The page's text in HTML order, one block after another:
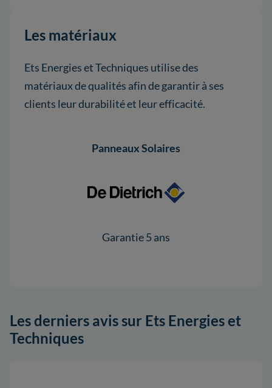
Les matériaux
Ets Energies et Techniques utilise des
matériaux de qualités afin de garantir à ses
clients leur durabilité et leur efficacité.
Panneaux Solaires
Garantie 5 ans
Les derniers avis sur Ets Energies et
Techniques